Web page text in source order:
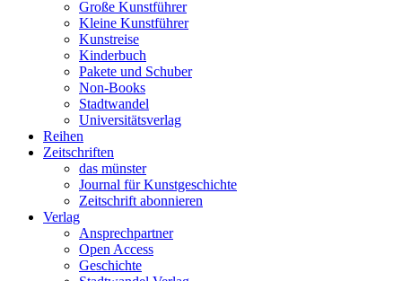
Große Kunstführer
Kleine Kunstführer
Kunstreise
Kinderbuch
Pakete und Schuber
Non-Books
Stadtwandel
Universitätsverlag
Reihen
Zeitschriften
das münster
Journal für Kunstgeschichte
Zeitschrift abonnieren
Verlag
Ansprechpartner
Open Access
Geschichte